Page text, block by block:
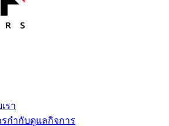
บเหมาก่อสร้าง สู่อนาคตที่ดีกว่าไปพร้อม
ม่ได้
รา
กำกับดูแลกิจการ